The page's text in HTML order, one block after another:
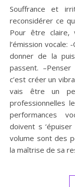
Souffrance et irritation Je pense que nous devrions
reconsidérer ce
Pour être claire,
l’émission vocale:
donner de la
passent.
c’est créer un
vais être un
professionnelles
performances
doivent s
volume sont des
la maîtrise de sa